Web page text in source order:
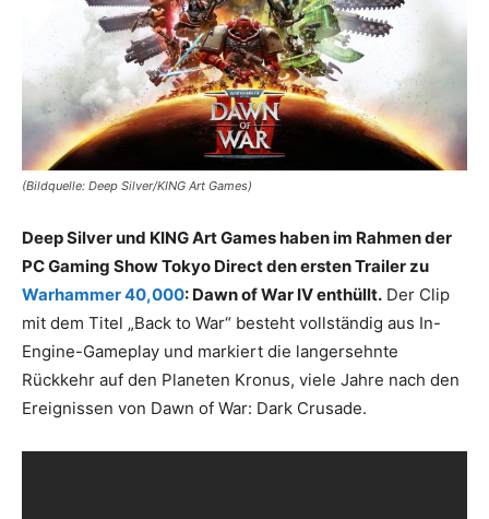
(Bildquelle: Deep Silver/KING Art Games)
Deep Silver und KING Art Games haben im Rahmen der
PC Gaming Show Tokyo Direct den ersten Trailer zu
Warhammer 40,000: Dawn of War IV enthüllt. Der Clip
mit dem Titel „Back to War“ besteht vollständig aus In-
Engine-Gameplay und markiert die langersehnte
Rückkehr auf den Planeten Kronus, viele Jahre nach den
Ereignissen von Dawn of War: Dark Crusade.